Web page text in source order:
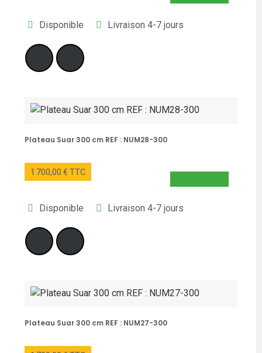
Disponible Livraison 4-7 jours
Plateau Suar 300 cm REF : NUM28-300
1 700,00 € TTC
Disponible Livraison 4-7 jours
Plateau Suar 300 cm REF : NUM27-300